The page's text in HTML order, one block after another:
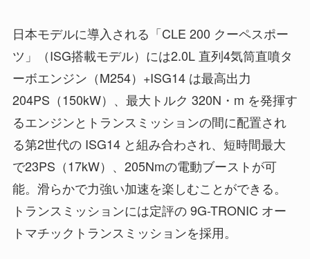
日本モデルに導入される「CLE 200 クーペスポー
ツ」（ISG搭載モデル）には2.0L 直列4気筒直噴タ
ーボエンジン（M254）+ISG14 は最高出力
204PS（150kW）、最大トルク 320N・m を発揮す
るエンジンとトランスミッションの間に配置され
る第2世代の ISG14 と組み合わされ、短時間最大
で23PS（17kW）、205Nmの電動ブーストが可
能。滑らかで力強い加速を楽しむことができる。
トランスミッションには定評の 9G-TRONIC オー
トマチックトランスミッションを採用。